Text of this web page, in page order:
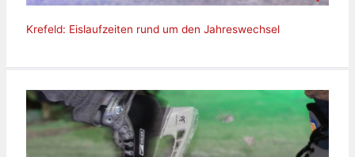
Krefeld: Eislaufzeiten rund um den Jahreswechsel